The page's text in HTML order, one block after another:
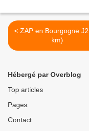
< ZAP en Bourgogne J2 (59
km)
Hébergé par Overblog
Top articles
Pages
Contact